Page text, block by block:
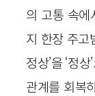
의 고통 속에
지 한장 주고
정상’을 ‘정
관계를 회복